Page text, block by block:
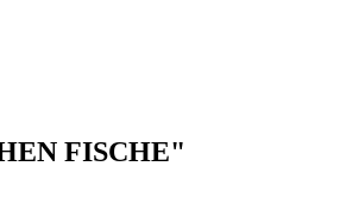
FISCHE"